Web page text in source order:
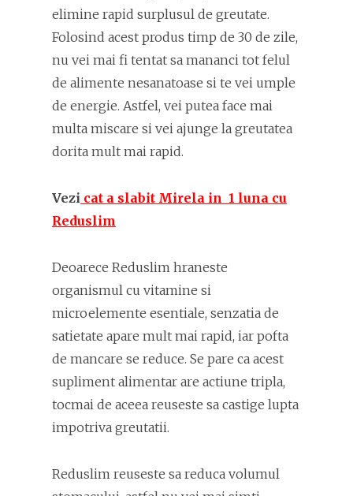
elimine rapid surplusul de greutate.
Folosind acest produs timp de 30 de zile,
nu vei mai fi tentat sa mananci tot felul
de alimente nesanatoase si te vei umple
de energie. Astfel, vei putea face mai
multa miscare si vei ajunge la greutatea
dorita mult mai rapid.
Vezi cat a slabit Mirela in 1 luna cu
Reduslim
Deoarece Reduslim hraneste
organismul cu vitamine si
microelemente esentiale, senzatia de
satietate apare mult mai rapid, iar pofta
de mancare se reduce. Se pare ca acest
supliment alimentar are actiune tripla,
tocmai de aceea reuseste sa castige lupta
impotriva greutatii.
Reduslim reuseste sa reduca volumul